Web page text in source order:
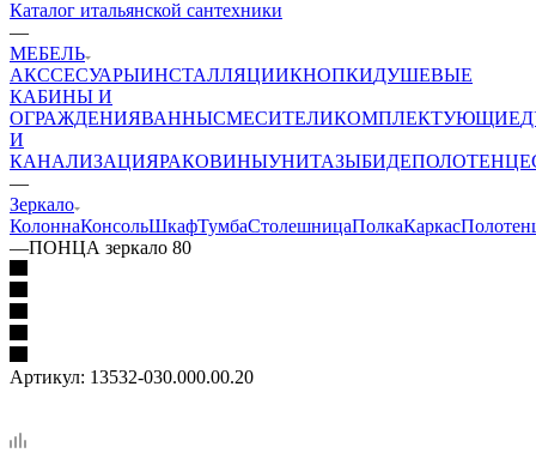
Каталог итальянской сантехники
—
МЕБЕЛЬ
АКССЕСУАРЫИНСТАЛЛЯЦИИКНОПКИДУШЕВЫЕ
КАБИНЫ И
ОГРАЖДЕНИЯВАННЫСМЕСИТЕЛИКОМПЛЕКТУЮЩИЕ
И
КАНАЛИЗАЦИЯРАКОВИНЫУНИТАЗЫБИДЕ
—
Зеркало
КолоннаКонсольШкафТумбаСтолешницаПолкаКаркас
—ПОНЦА зеркало 80
Артикул: 13532-030.000.00.20